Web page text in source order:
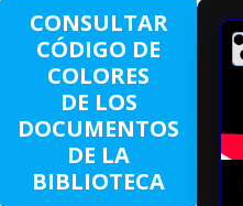
CONSULTAR
CÓDIGO DE
COLORES
DE LOS
DOCUMENTOS
DE LA
BIBLIOTECA